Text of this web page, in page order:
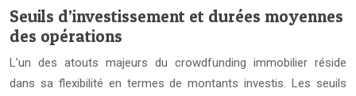
Seuils d’investissement et durées moyennes
des opérations
L’un des atouts majeurs du crowdfunding immobilier réside
dans sa flexibilité en termes de montants investis. Les seuils